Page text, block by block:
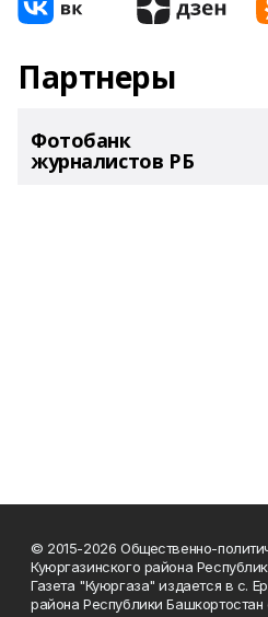
Партнеры
Фотобанк
журналистов РБ
© 2015-2026 Общественно-
Куюргазинского района
Газета "Куюргаза" издается в с.
района Республики Башкортостан